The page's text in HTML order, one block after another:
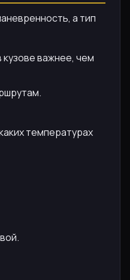
а тип
важнее, чем
температурах